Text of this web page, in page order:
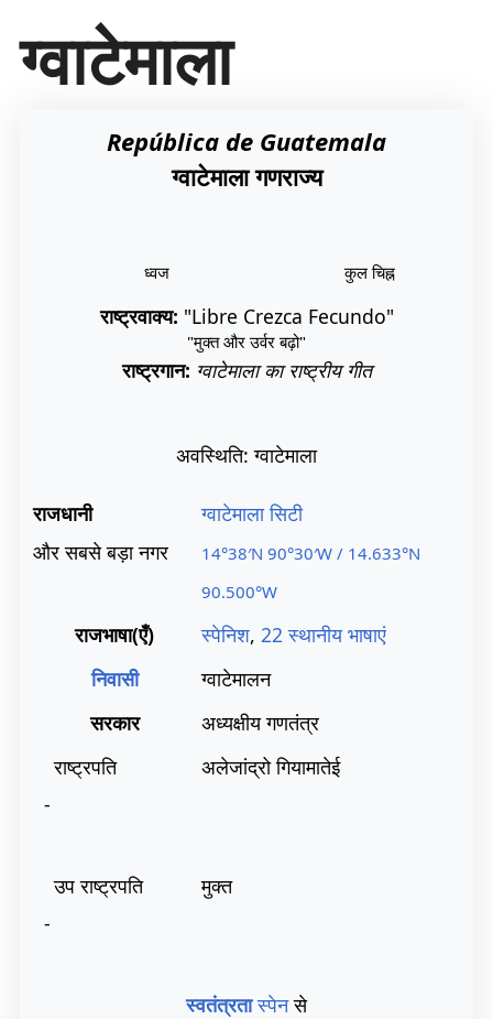
म
ग्री
ग्वाटेमाला
República de Guatemala
ग्वाटेमाला गणराज्य
ध्वज कुल चिह्न
राष्ट्रवाक्य: "Libre Crezca Fecundo"
"मुक्त और उर्वर बढ़ो"
राष्ट्रगान: ग्वाटेमाला का राष्ट्रीय गीत
अवस्थिति: ग्वाटेमाला
राजधानी
और सबसे बड़ा नगर
ग्वाटेमाला सिटी
14°38′N 90°30′W / 14.633°N
90.500°W
राजभाषा(एँ) स्पेनिश, 22 स्थानीय भाषाएं
निवासी
ग्वाटेमालन
सरकार
अध्यक्षीय गणतंत्र
-
राष्ट्रपति अलेजांद्रो गियामातेई
-
उप राष्ट्रपति मुक्त
स्वतंत्रता स्पेनसे